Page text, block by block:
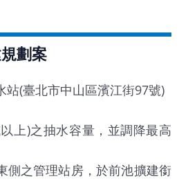
劃案
站(臺北市中山區濱江街97號)
上)之抽水容量，並調降最高
側之管理站房，於前池擴建銜